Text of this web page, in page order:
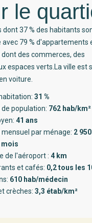
le
37 % des habitants
79 % d'appartements
des commerces, des
espaces verts.La ville est
voiture.
31 %
population: 762 hab/km²
41 ans
mensuel par ménage: 2 950
mois
de l'aéroport :4 km
et cafés: 0,2 tous les
610 hab/médecin
crèches:3,3 étab/km²